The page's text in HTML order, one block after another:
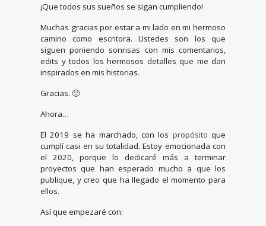
¡Que todos sus sueños se sigan cumpliendo!
Muchas gracias por estar a mi lado en mi hermoso
camino como escritora. Ustedes son los que
siguen poniendo sonrisas con mis comentarios,
edits y todos los hermosos detalles que me dan
inspirados en mis historias.
Gracias. 🙂
Ahora…
El 2019 se ha marchado, con los propósito que
cumplí casi en su totalidad. Estoy emocionada con
el 2020, porque lo dedicaré más a terminar
proyectos que han esperado mucho a que los
publique, y creo que ha llegado el momento para
ellos.
Así que empezaré con: